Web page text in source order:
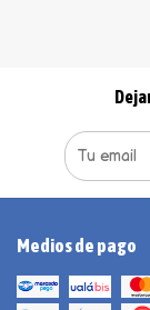
Medios de pago